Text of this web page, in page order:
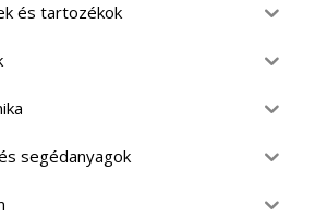
és tartozékok
segédanyagok